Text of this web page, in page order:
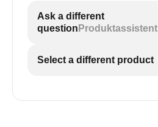
Ask a different
question Produktassistent
Select a different product